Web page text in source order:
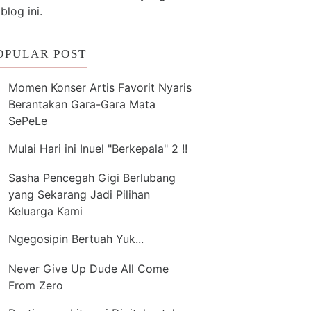
ini.
POST
Momen Konser Artis Favorit Nyaris
Berantakan Gara-Gara Mata
SePeLe
Mulai Hari ini Inuel "Berkepala" 2 !!
Sasha Pencegah Gigi Berlubang
yang Sekarang Jadi Pilihan
Keluarga Kami
Ngegosipin Bertuah Yuk...
Never Give Up Dude All Come
From Zero